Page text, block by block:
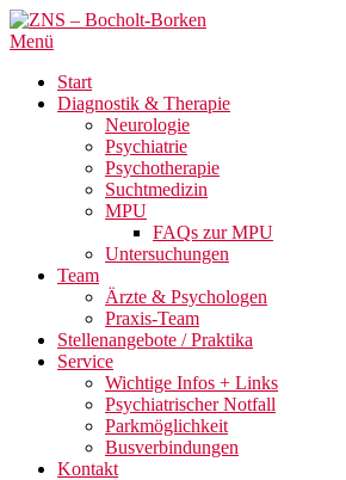
Menü
Start
Diagnostik & Therapie
Neurologie
Psychiatrie
Psychotherapie
Suchtmedizin
MPU
FAQs zur MPU
Untersuchungen
Team
Ärzte & Psychologen
Praxis-Team
Stellenangebote / Praktika
Service
Wichtige Infos + Links
Psychiatrischer Notfall
Parkmöglichkeit
Busverbindungen
Kontakt